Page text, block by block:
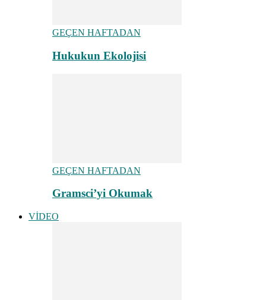
GEÇEN HAFTADAN
Hukukun Ekolojisi
GEÇEN HAFTADAN
Gramsci’yi Okumak
VİDEO